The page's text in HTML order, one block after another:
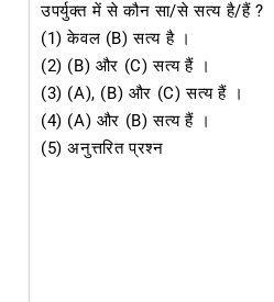
उपर्युक्त में से कौन सा/से सत्य है/हैं ?
(1) केवल (b) सत्य है ।
(2) (b) और (c) सत्य हैं ।
(3) (a), (b) और (c) सत्य हैं ।
(4) (a) और (b) सत्य हैं ।
(5) अनुत्तरित प्रश्न